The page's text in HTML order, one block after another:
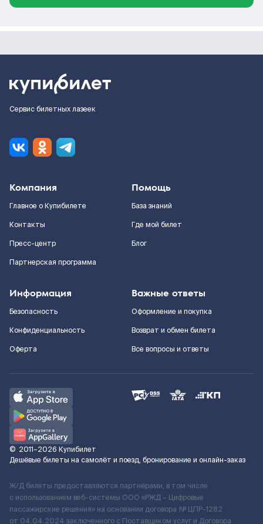
Сервис билетных лазеек
Компания
Главное о Купибилете
Контакты
Пресс-центр
Партнерская программа
Помощь
База знаний
Где мой билет
Блог
Информация
Безопасность
Конфиденциальность
Оферта
Важные ответы
Оформление и покупка
Возврат и обмен билета
Все вопросы и ответы
© 2011–2026 Купибилет
Дешёвые билеты на самолёт и поезд, бронирование и онлайн-заказ
Ж/Д билеты предоставляются партнёрами, в том числе
с использованием веб-системы ООО «РЖД – Цифровые
пассажирские решения» на основании договора № ЦПР-1282
от 04.04.2024 заключенного с Поставщиком услуг и Договора